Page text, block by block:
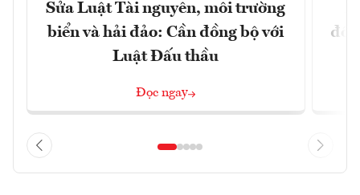
Sửa Luật Tài nguyên, môi trường
biển và hải đảo: Cần đồng bộ với
Luật Đấu thầu
Đọc ngay